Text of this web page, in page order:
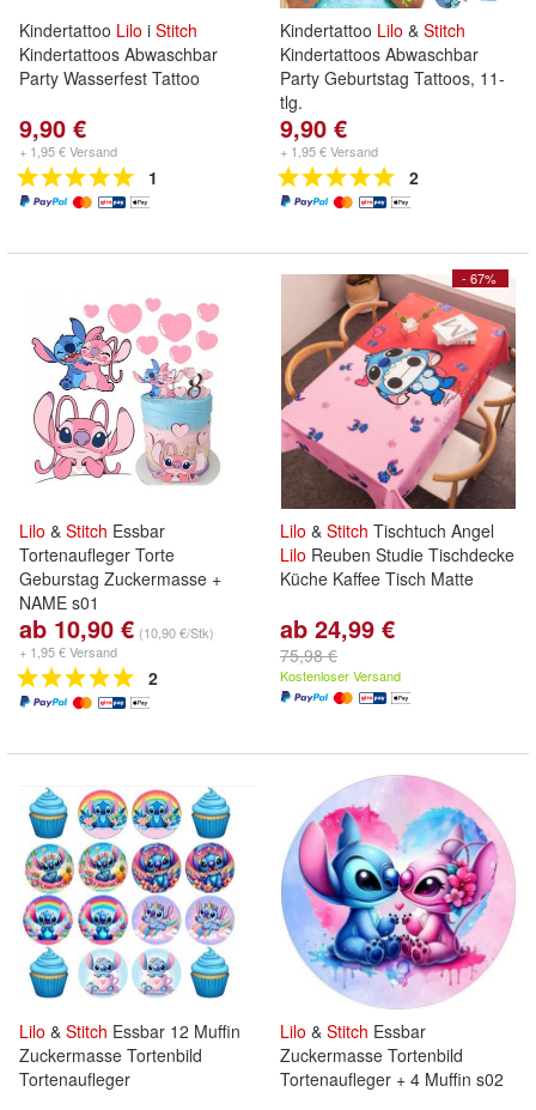
Kindertattoo Lilo i Stitch
Kindertattoos Abwaschbar
Party Wasserfest Tattoo
9,90 €
+ 1,95 € Versand
1
Kindertattoo Lilo & Stitch
Kindertattoos Abwaschbar
Party Geburtstag Tattoos, 11-
tlg.
9,90 €
+ 1,95 € Versand
2
Lilo & Stitch Essbar
Tortenaufleger Torte
Geburstag Zuckermasse +
NAME s01
ab 10,90 € (10,90 €/Stk)
+ 1,95 € Versand
2
- 67%
Lilo & Stitch Tischtuch Angel
Lilo Reuben Studie Tischdecke
Küche Kaffee Tisch Matte
ab 24,99 €
75,98 €
Kostenloser Versand
Lilo & Stitch Essbar 12 Muffin
Zuckermasse Tortenbild
Tortenaufleger
Lilo & Stitch Essbar
Zuckermasse Tortenbild
Tortenaufleger + 4 Muffin s02